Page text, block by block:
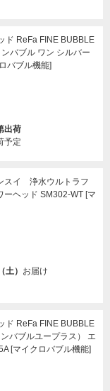
ド ReFa FINE BUBBLE
バブル ワン シルバー
バブル機能]
出荷
予定
スイ 浄水ウルトラフ
ーヘッド SM302-WT [マ
） お届け
ド ReFa FINE BUBBLE
バブルユープラス） エ
[マイクロバブル機能]